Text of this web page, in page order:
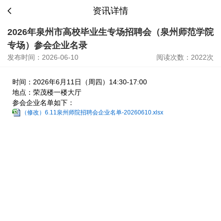
资讯详情
2026年泉州市高校毕业生专场招聘会（泉州师范学院
专场）参会企业名录
发布时间：2026-06-10 阅读次数：2022次
时间：2026年6月11日（周四）14:30-17:00
地点：荣茂楼一楼大厅
参会企业名单如下：
（修改）6.11泉州师院招聘会企业名单-20260610.xlsx